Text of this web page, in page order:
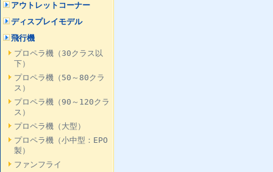
アウトレットコーナー
ディスプレイモデル
飛行機
プロペラ機（30クラス以
下）
プロペラ機（50～80クラ
ス）
プロペラ機（90～120クラ
ス）
プロペラ機（大型）
プロペラ機（小中型：EPO
製）
ファンフライ